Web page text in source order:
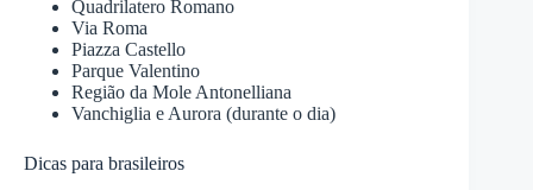
Quadrilatero Romano
Via Roma
Piazza Castello
Parque Valentino
Região da Mole Antonelliana
Vanchiglia e Aurora (durante o dia)
Dicas para brasileiros